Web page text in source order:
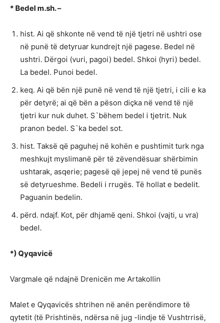
* Bedel m.sh. –
hist. Ai që shkonte në vend të një tjetri në ushtri ose
në punë të detyruar kundrejt një pagese. Bedel në
ushtri. Dërgoi (vuri, pagoi) bedel. Shkoi (hyri) bedel.
La bedel. Punoi bedel.
keq. Ai që bën një punë në vend të një tjetri, i cili e ka
për detyrë; ai që bën a pëson diçka në vend të një
tjetri kur nuk duhet. S`bëhem bedel i tjetrit. Nuk
pranon bedel. S`ka bedel sot.
hist. Taksë që paguhej në kohën e pushtimit turk nga
meshkujt myslimanë për të zëvendësuar shërbimin
ushtarak, asqerie; pagesë që jepej në vend të punës
së detyrueshme. Bedeli i rrugës. Të hollat e bedelit.
Paguanin bedelin.
përd. ndajf. Kot, për dhjamë qeni. Shkoi (vajti, u vra)
bedel.
*) Qyqavicë
Vargmale që ndajnë Drenicën me Artakollin
Malet e Qyqavicës shtrihen në anën perëndimore të
qytetit (të Prishtinës, ndërsa në jug -lindje të Vushtrrisë,